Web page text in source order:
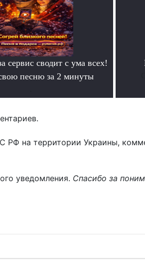
сервис сводит с ума всех!
песню за 2 минуты
РФ на территории Украины,
уведомления. Спасибо за